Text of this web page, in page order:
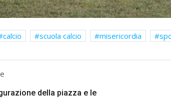
calcio scuola calcio misericordia
della piazza e le